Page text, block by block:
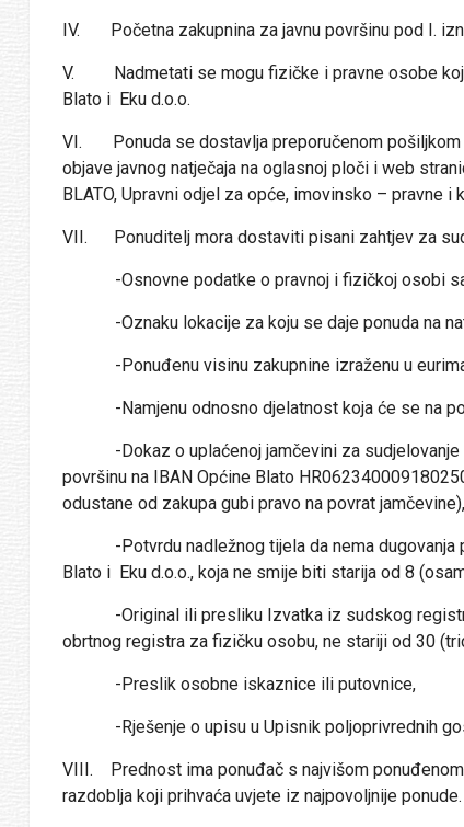
IV. Početna zakupnina za javnu površinu pod I.
V. Nadmetati se mogu fizičke i pravne osobe
Blato i Eku d.o.o.
VI. Ponuda se dostavlja preporučenom pošiljkom
objave javnog natječaja na oglasnoj ploči i web
BLATO, Upravni odjel za opće, imovinsko – pravne i
VII. Ponuditelj mora dostaviti pisani zahtjev za
-Osnovne podatke o pravnoj i fizičkoj osobi sa
-Oznaku lokacije za koju se daje ponuda na
-Ponuđenu visinu zakupnine izraženu u
-Namjenu odnosno djelatnost koja će se na
-Dokaz o uplaćenoj jamčevini za sudjelovanje u
površinu na IBAN Općine Blato
odustane od zakupa gubi pravo na povrat jamčevine),
-Potvrdu nadležnog tijela da nema dugovanja
Blato i Eku d.o.o., koja ne smije biti starija od 8
-Original ili presliku Izvatka iz sudskog registra
obrtnog registra za fizičku osobu, ne stariji od 30
-Preslik osobne iskaznice ili putovnice,
-Rješenje o upisu u Upisnik poljoprivrednih
VIII. Prednost ima ponuđač s najvišom
razdoblja koji prihvaća uvjete iz najpovoljnije ponude.